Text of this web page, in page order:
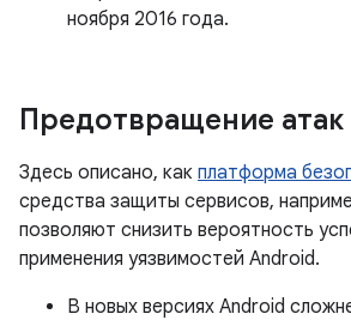
ноября 2016 года.
Предотвращение атак
Здесь описано, как платформа
средства защиты сервисов,
позволяют снизить вероятность
применения уязвимостей Android.
В новых версиях Android